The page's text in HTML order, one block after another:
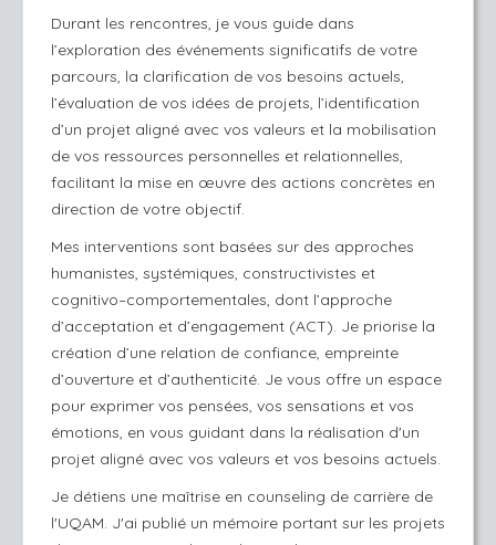
Durant les rencontres, je vous guide dans
l’exploration des événements significatifs de votre
parcours, la clarification de vos besoins actuels,
l’évaluation de vos idées de projets, l’identification
d’un projet aligné avec vos valeurs et la mobilisation
de vos ressources personnelles et relationnelles,
facilitant la mise en œuvre des actions concrètes en
direction de votre objectif.
Mes interventions sont basées sur des approches
humanistes, systémiques, constructivistes et
cognitivo–comportementales, dont l’approche
d’acceptation et d’engagement (ACT). Je priorise la
création d’une relation de confiance, empreinte
d’ouverture et d’authenticité. Je vous offre un espace
pour exprimer vos pensées, vos sensations et vos
émotions, en vous guidant dans la réalisation d'un
projet aligné avec vos valeurs et vos besoins actuels.
Je détiens une maîtrise en counseling de carrière de
l'UQAM. J'ai publié un mémoire portant sur les projets